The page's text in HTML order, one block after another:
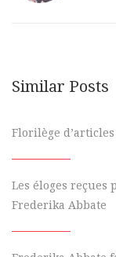
Similar Posts
Florilège
Les éloges reçues
Frederika Abbate